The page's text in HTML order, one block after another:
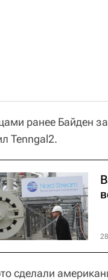
ранее Байден
Tenngal2.
сделали